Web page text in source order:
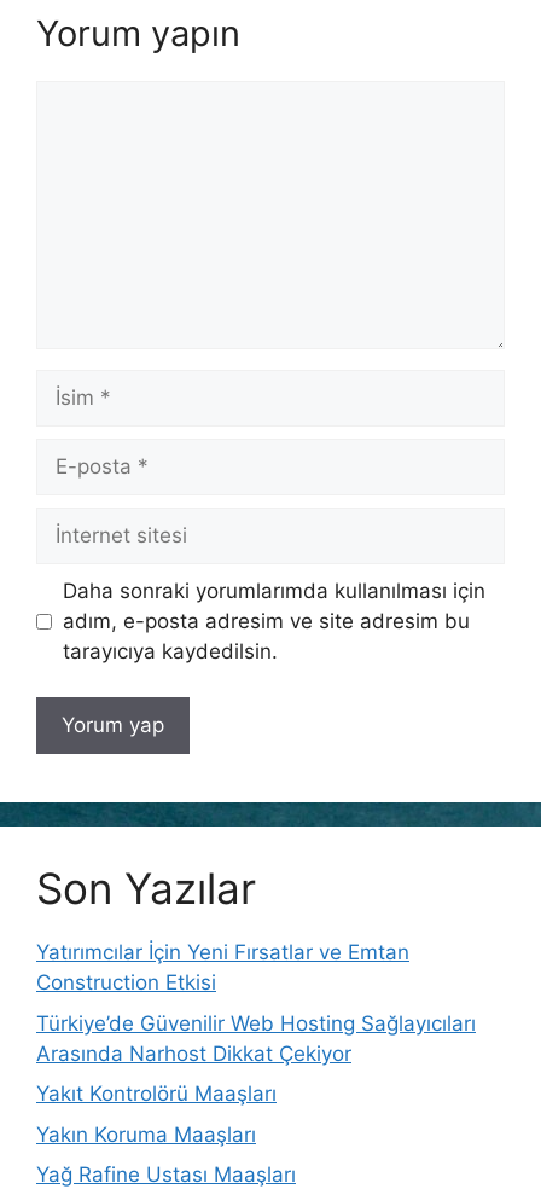
Yorum yapın
İsim
posta
İnternet
sitesi
Daha sonraki yorumlarımda kullanılması için
adım, e-posta adresim ve site adresim bu
tarayıcıya kaydedilsin.
Son Yazılar
Yatırımcılar İçin Yeni Fırsatlar ve Emtan
Construction Etkisi
Türkiye’de Güvenilir Web Hosting Sağlayıcıları
Arasında Narhost Dikkat Çekiyor
Yakıt Kontrolörü Maaşları
Yakın Koruma Maaşları
Yağ Rafine Ustası Maaşları